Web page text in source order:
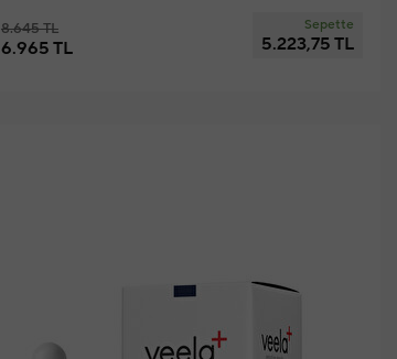
8.645 TL
6.965 TL
Sepette
5.223,75 TL